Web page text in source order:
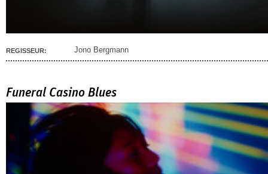
REGISSEUR: Jono Bergmann
Funeral Casino Blues